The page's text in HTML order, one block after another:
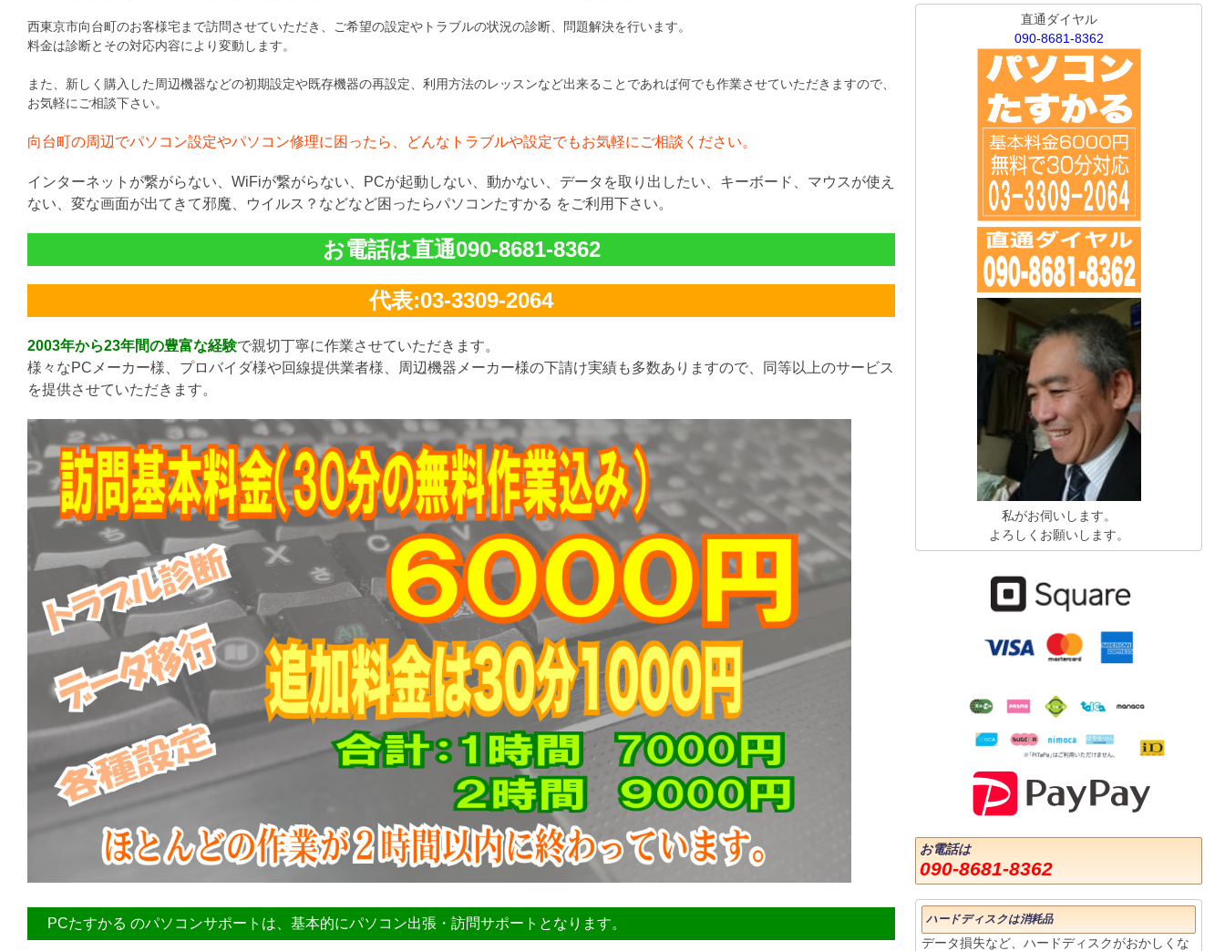
西東京市向台町のお客様宅まで訪問させていただき、ご希望の設定やトラブルの状況の診断、問題解決を行います。
料金は診断とその対応内容により変動します。
また、新しく購入した周辺機器などの初期設定や既存機器の再設定、利用方法のレッスンなど出来ることであれば何でも作業させていただきますので、
お気軽にご相談下さい。
向台町の周辺でパソコン設定やパソコン修理に困ったら、どんなトラブルや設定でもお気軽にご相談ください。
インターネットが繋がらない、WiFiが繋がらない、PCが起動しない、動かない、データを取り出したい、キーボード、マウスが使え
ない、変な画面が出てきて邪魔、ウイルス？などなど困ったらパソコンたすかる をご利用下さい。
お電話は直通090-8681-8362
代表:03-3309-2064
2003年から23年間の豊富な経験で親切丁寧に作業させていただきます。
様々なPCメーカー様、プロバイダ様や回線提供業者様、周辺機器メーカー様の下請け実績も多数ありますので、同等以上のサービス
を提供させていただきます。
PCたすかる のパソコンサポートは、基本的にパソコン出張・訪問サポートとなります。
直通ダイヤル
090-8681-8362
私がお伺いします。
よろしくお願いします。
お電話は
090-8681-8362
ハードディスクは消耗品
データ損失など、ハードディスクがおかしくな